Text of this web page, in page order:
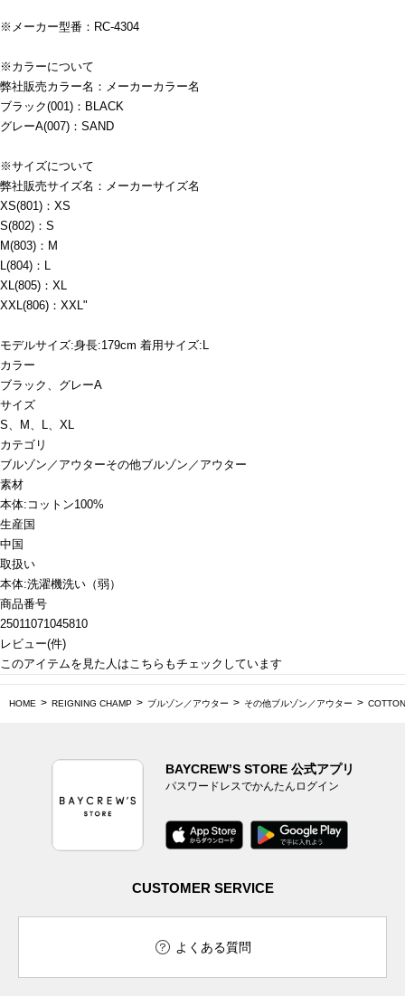
※メーカー型番：RC-4304
※カラーについて
弊社販売カラー名：メーカーカラー名
ブラック(001)：BLACK
グレーA(007)：SAND
※サイズについて
弊社販売サイズ名：メーカーサイズ名
XS(801)：XS
S(802)：S
M(803)：M
L(804)：L
XL(805)：XL
XXL(806)：XXL"
モデルサイズ:身長:179cm 着用サイズ:L
カラー
ブラック、グレーA
サイズ
S、M、L、XL
カテゴリ
ブルゾン／アウターその他ブルゾン／アウター
素材
本体:コットン100%
生産国
中国
取扱い
本体:洗濯機洗い（弱）
商品番号
25011071045810
レビュー(件)
このアイテムを見た人はこちらもチェックしています
HOME REIGNING CHAMP ブルゾン／アウター その他ブルゾン／アウター
BAYCREW’S STORE 公式アプリ
パスワードレスでかんたんログイン
CUSTOMER SERVICE
よくある質問